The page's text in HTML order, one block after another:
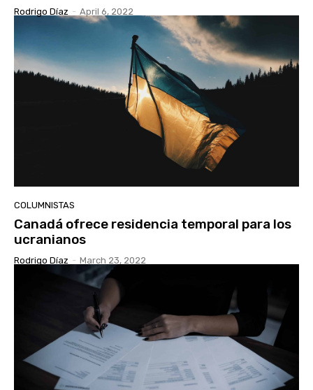
Rodrigo Díaz - April 6, 2022
COLUMNISTAS
Canadá ofrece residencia temporal para los
ucranianos
Rodrigo Díaz - March 23, 2022